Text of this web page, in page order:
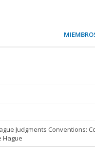
Judgments Conventions:
Hague